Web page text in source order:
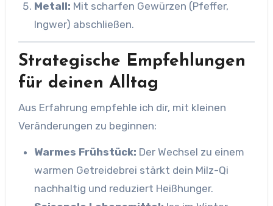
Metall: Mit scharfen Gewürzen (Pfeffer,
Ingwer) abschließen.
Strategische Empfehlungen
für deinen Alltag
Aus Erfahrung empfehle ich dir, mit kleinen
Veränderungen zu beginnen:
Warmes Frühstück: Der Wechsel zu einem
warmen Getreidebrei stärkt dein Milz-Qi
nachhaltig und reduziert Heißhunger.